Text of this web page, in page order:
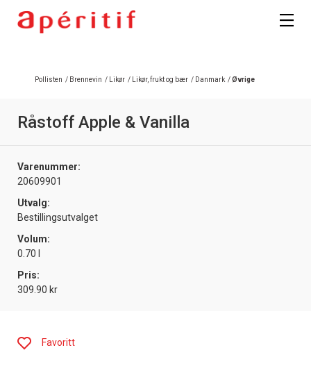
Pollisten / Brennevin / Likør / Likør, frukt og bær / Danmark /Øvrige
Råstoff Apple & Vanilla
Varenummer:
20609901
Utvalg:
Bestillingsutvalget
Volum:
0.70 l
Pris:
309.90 kr
Favoritt